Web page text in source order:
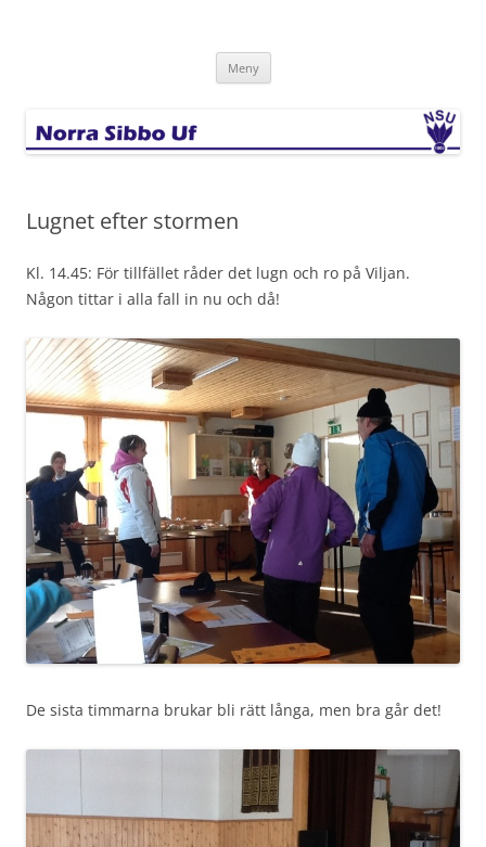
Meny
Lugnet efter stormen
Kl. 14.45: För tillfället råder det lugn och ro på Viljan.
Någon tittar i alla fall in nu och då!
De sista timmarna brukar bli rätt långa, men bra går det!